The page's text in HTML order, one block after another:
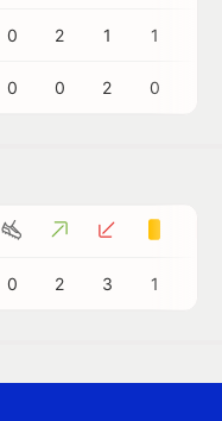
0 2 1 1
0 0 2 0
0 2 3 1